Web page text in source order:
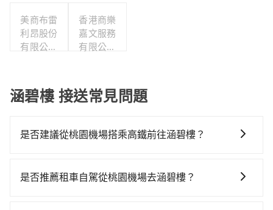
美商布雷
利昂股份
有限公司
香港商樂
嘉文服務
有限公司
涵碧樓 接送常見問題
是否建議從桃園機場搭乘高鐵前往涵碧樓？
從最早06:49一直到23:21，桃園-台中一天最多有72班次
是否推薦租車自駕從桃園機場去涵碧樓？